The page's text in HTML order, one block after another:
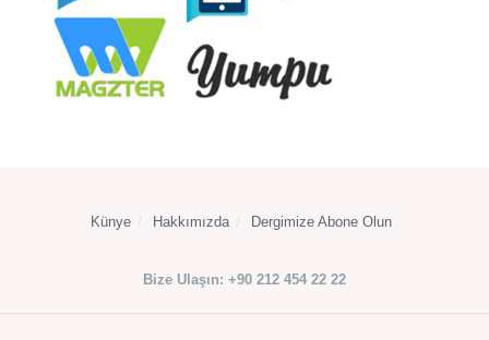
Künye Hakkımızda Dergimize Abone Olun
Bize Ulaşın: +90 212 454 22 22